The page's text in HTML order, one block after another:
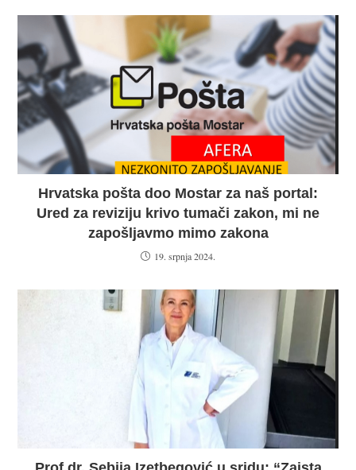
Hrvatska pošta doo Mostar za naš portal:
Ured za reviziju krivo tumači zakon, mi ne
zapošljavmo mimo zakona
19. srpnja 2024.